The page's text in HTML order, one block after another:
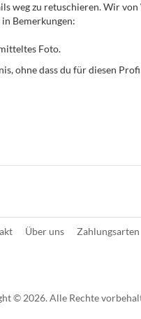
weg zu retuschieren. Wir
Bemerkungen:
Foto.
ohne dass du für diesen
Über uns
Zahlungsarten
© 2026. Alle Rechte